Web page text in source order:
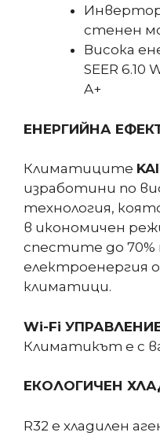
стенен
Висока
SEER 6.10
A+
ЕНЕРГИЙНА
Климатиците
изработини по
технология,
в икономичен
спестите до 70%
електроенергия
климатици.
Wi-Fi
Климатикът е с
ЕКОЛОГИЧЕН
R32 е хладилен